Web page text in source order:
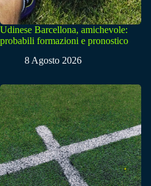
Udinese Barcellona, amichevole:
probabili formazioni e pronostico
8 Agosto 2026